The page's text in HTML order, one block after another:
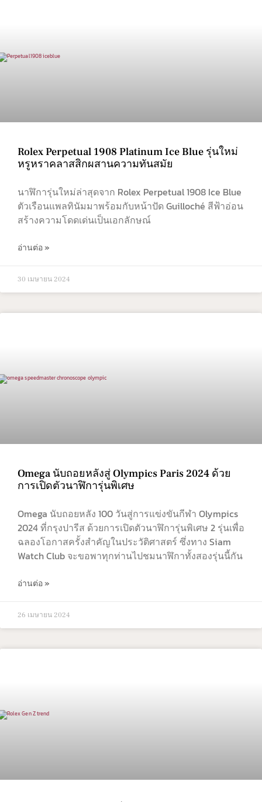
Rolex Perpetual 1908 Platinum Ice Blue รุ่นใหม่
หรูหราคลาสสิกผสานความทันสมัย
นาฬิการุ่นใหม่ล่าสุดจาก Rolex Perpetual 1908 Ice Blue
ตัวเรือนแพลทินัมมาพร้อมกับหน้าปัด Guilloché สีฟ้าอ่อน
สร้างความโดดเด่นเป็นเอกลักษณ์
อ่านต่อ »
30 เมษายน 2024
Omega นับถอยหลังสู่ Olympics Paris 2024 ด้วย
การเปิดตัวนาฬิการุ่นพิเศษ
Omega นับถอยหลัง 100 วันสู่การแข่งขันกีฬา Olympics
2024 ที่กรุงปารีส ด้วยการเปิดตัวนาฬิการุ่นพิเศษ 2 รุ่นเพื่อ
ฉลองโอกาสครั้งสำคัญในประวัติศาสตร์ ซึ่งทาง Siam
Watch Club จะขอพาทุกท่านไปชมนาฬิกาทั้งสองรุ่นนี้กัน
อ่านต่อ »
26 เมษายน 2024